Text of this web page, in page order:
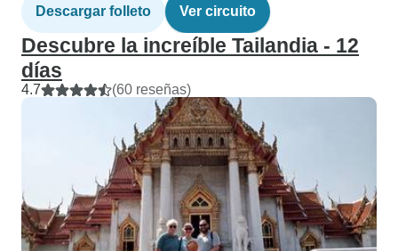
Descargar folleto Ver circuito
Descubre la increíble Tailandia - 12
días
4.7 (60 reseñas)